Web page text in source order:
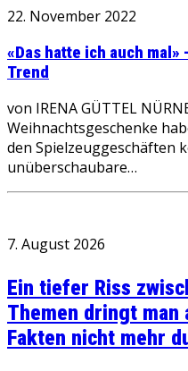
22. November 2022
«Das hatte ich auch
Trend
von IRENA GÜTTEL
Weihnachtsgeschenke
den Spielzeuggeschäften
unüberschaubare…
7. August 2026
Ein tiefer Riss
Themen dringt man
Fakten nicht mehr